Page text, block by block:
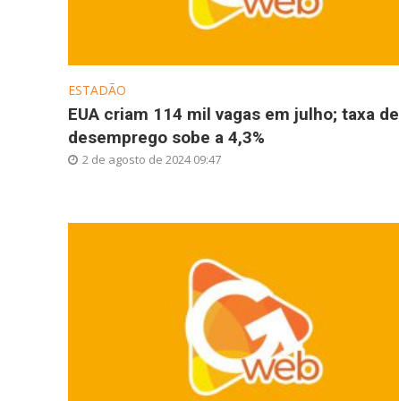
ESTADÃO
EUA criam 114 mil vagas em julho; taxa de
desemprego sobe a 4,3%
2 de agosto de 2024 09:47